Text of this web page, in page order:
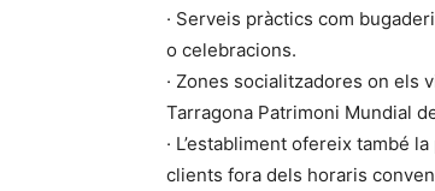
· Serveis pràctics com
o celebracions.
· Zones socialitzadores on
Tarragona Patrimoni Mundial
· L’establiment ofereix també
clients fora dels horaris